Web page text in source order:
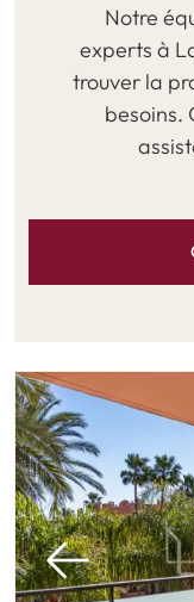
Notre
experts à
trouver la
besoins.